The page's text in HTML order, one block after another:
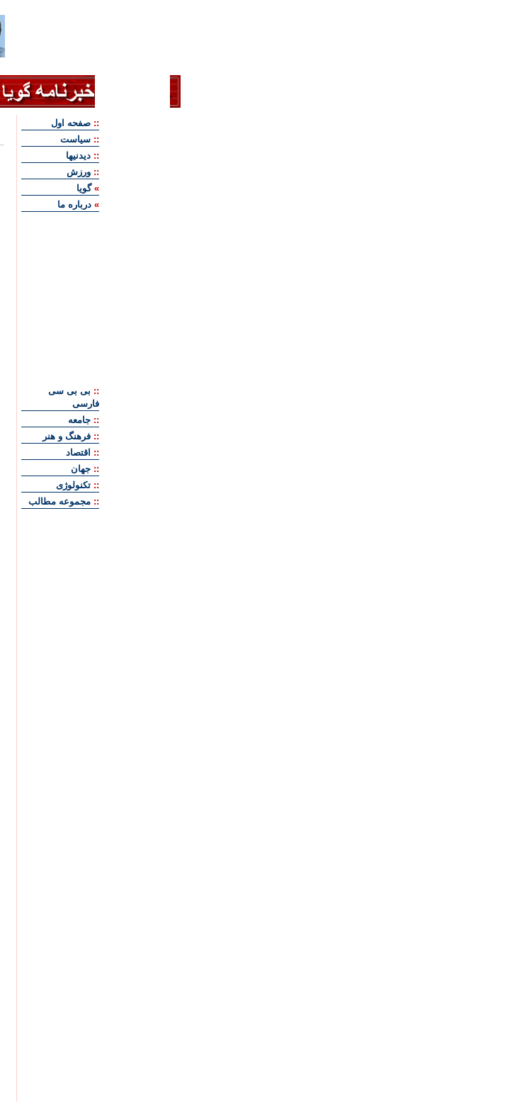
:: صفحه اول
:: سياست
:: ديدنيها
:: ورزش
»گويا
» درباره ما
:: بی بی سی
فارسی
:: جامعه
:: فرهنگ و هنر
:: اقتصاد
:: جهان
:: تکنولوژی
:: مجموعه مطالب